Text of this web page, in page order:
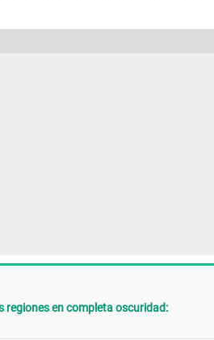
regiones en completa oscuridad: